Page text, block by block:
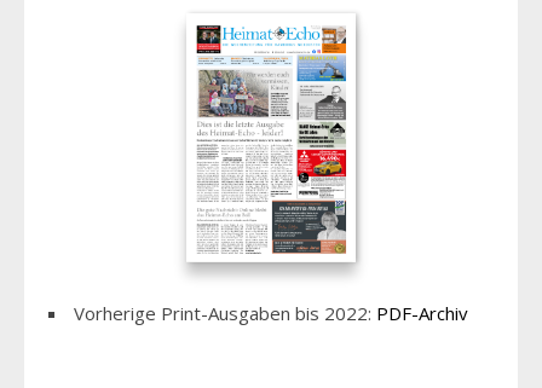
Vorherige Print-Ausgaben bis 2022: PDF-Archiv